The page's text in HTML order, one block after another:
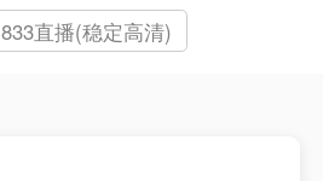
833直播(稳定高清)